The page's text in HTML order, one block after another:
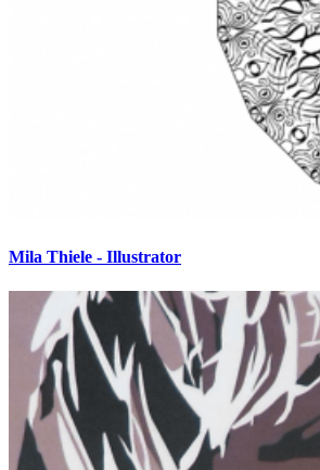
Mila Thiele - Illustrator